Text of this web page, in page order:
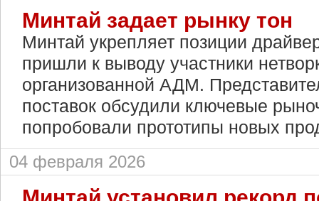
Минтай задает рынку тон
Минтай укрепляет позиции
пришли к выводу участники
организованной АДМ.
поставок обсудили ключевые
попробовали прототипы новых
04 февраля 2026